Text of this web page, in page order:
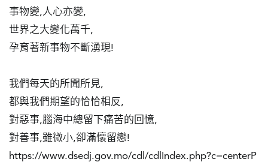
古
地
媽
閣
寺
廟
事物變,人心亦變,
世界之大變化萬千,
孕育著新事物不斷湧現!
我們每天的所聞所見,
都與我們期望的恰恰相反,
對惡事,腦海中總留下痛苦的回憶,
對善事,雖微小,卻滿懷留戀!
https://www.dsedj.gov.mo/cdl/cdlIndex.php?c=centerP